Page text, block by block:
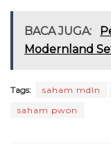
c
e
o
o
it
te
a
ts
p
BACA JUGA:
Modernland
Tags: saham mdln
saham pwon